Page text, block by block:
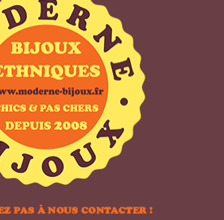
PAS À NOUS CONTACTER !